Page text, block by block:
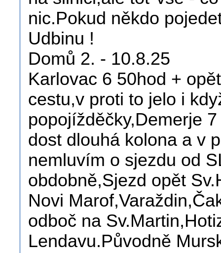
nic.Pokud někdo
Udbinu !
Domů 2. - 10.8.25
Karlovac 6 50hod +
cestu,v proti to jelo i
popojížděčky,Demerje
dost dlouhá kolona a v
nemluvím o sjezdu od
obdobně,Sjezd opět
Novi
odboč na
Lendavu.Původně